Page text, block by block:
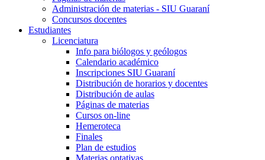
Administración de materias - SIU Guaraní
Concursos docentes
Estudiantes
Licenciatura
Info para biólogos y geólogos
Calendario académico
Inscripciones SIU Guaraní
Distribución de horarios y docentes
Distribución de aulas
Páginas de materias
Cursos on-line
Hemeroteca
Finales
Plan de estudios
Materias optativas